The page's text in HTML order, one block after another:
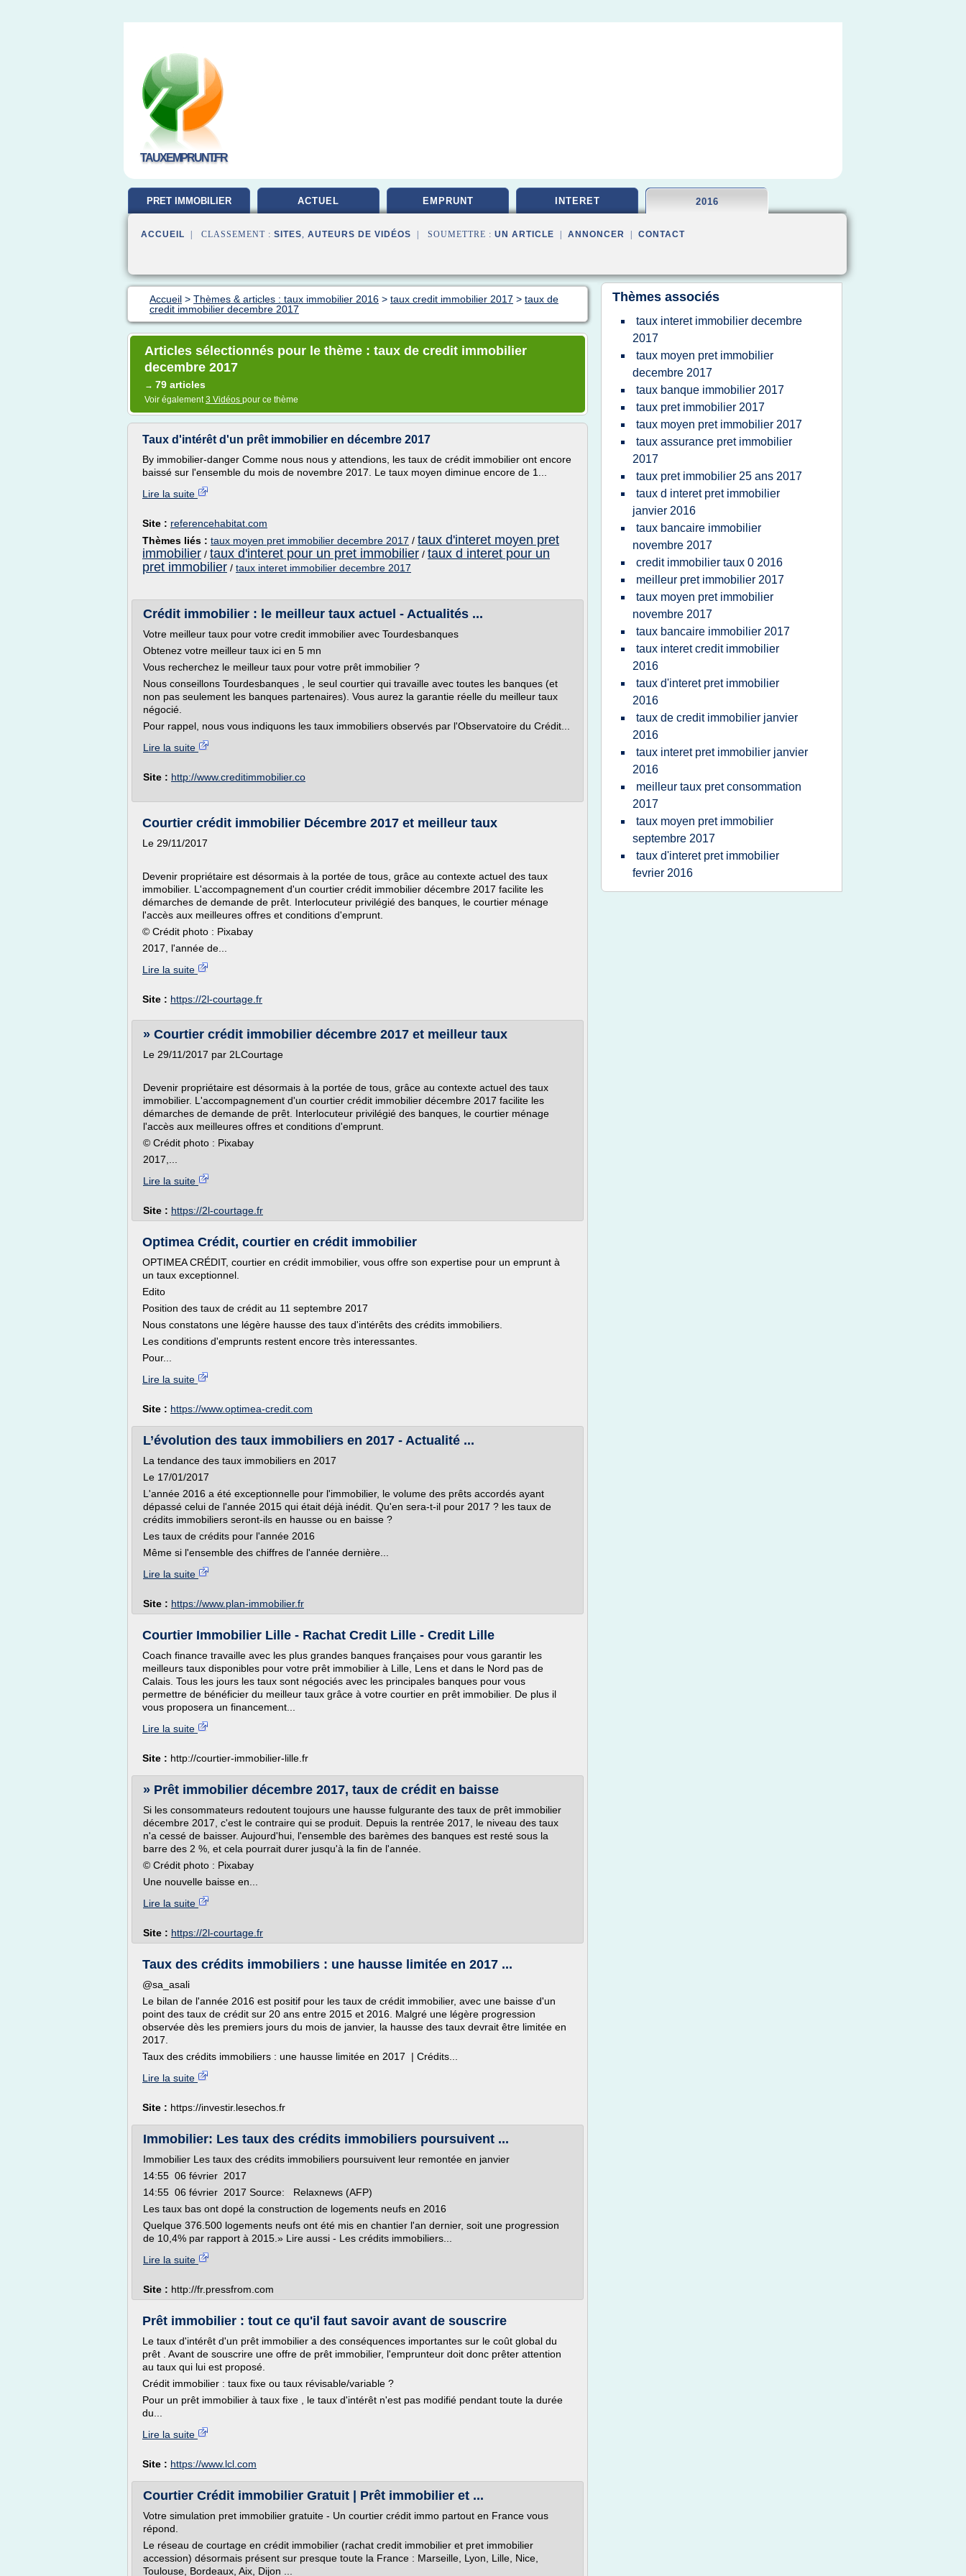
TAUXEMPRUNT.FR
PRET IMMOBILIER ACTUEL EMPRUNT INTERET 2016
ACCUEIL | CLASSEMENT : SITES, AUTEURS DE VIDÉOS | SOUMETTRE : UN ARTICLE ANNONCER CONTACT
Accueil > Thèmes & articles : taux immobilier 2016 > taux credit immobilier 2017 > taux de
credit immobilier decembre 2017
Articles sélectionnés pour le thème : taux de credit immobilier
decembre 2017
→ 79 articles
Voir également3 Vidéos pour ce thème
Taux d'intérêt d'un prêt immobilier en décembre 2017
By immobilier-danger Comme nous nous y attendions, les taux de crédit immobilier ont encore
baissé sur l'ensemble du mois de novembre 2017. Le taux moyen diminue encore de 1...
Lire la suite
Site : referencehabitat.com
Thèmes liés : taux moyen pret immobilier decembre 2017 / taux d'interet moyen pret
immobilier / taux d'interet pour un pret immobilier / taux d interet pour un
pret immobilier / taux interet immobilier decembre 2017
Crédit immobilier : le meilleur taux actuel - Actualités ...
Votre meilleur taux pour votre credit immobilier avec Tourdesbanques
Obtenez votre meilleur taux ici en 5 mn
Vous recherchez le meilleur taux pour votre prêt immobilier ?
Nous conseillons Tourdesbanques , le seul courtier qui travaille avec toutes les banques (et
non pas seulement les banques partenaires). Vous aurez la garantie réelle du meilleur taux
négocié.
Pour rappel, nous vous indiquons les taux immobiliers observés par l'Observatoire du Crédit...
Lire la suite
Site : http://www.creditimmobilier.co
Courtier crédit immobilier Décembre 2017 et meilleur taux
Le 29/11/2017
Devenir propriétaire est désormais à la portée de tous, grâce au contexte actuel des taux
immobilier. L'accompagnement d'un courtier crédit immobilier décembre 2017 facilite les
démarches de demande de prêt. Interlocuteur privilégié des banques, le courtier ménage
l'accès aux meilleures offres et conditions d'emprunt.
© Crédit photo : Pixabay
2017, l'année de...
Lire la suite
Site : https://2l-courtage.fr
» Courtier crédit immobilier décembre 2017 et meilleur taux
Le 29/11/2017 par 2LCourtage
Devenir propriétaire est désormais à la portée de tous, grâce au contexte actuel des taux
immobilier. L'accompagnement d'un courtier crédit immobilier décembre 2017 facilite les
démarches de demande de prêt. Interlocuteur privilégié des banques, le courtier ménage
l'accès aux meilleures offres et conditions d'emprunt.
© Crédit photo : Pixabay
2017,...
Lire la suite
Site : https://2l-courtage.fr
Optimea Crédit, courtier en crédit immobilier
OPTIMEA CRÉDIT, courtier en crédit immobilier, vous offre son expertise pour un emprunt à
un taux exceptionnel.
Edito
Position des taux de crédit au 11 septembre 2017
Nous constatons une légère hausse des taux d'intérêts des crédits immobiliers.
Les conditions d'emprunts restent encore très interessantes.
Pour...
Lire la suite
Site : https://www.optimea-credit.com
L’évolution des taux immobiliers en 2017 - Actualité ...
La tendance des taux immobiliers en 2017
Le 17/01/2017
L'année 2016 a été exceptionnelle pour l'immobilier, le volume des prêts accordés ayant
dépassé celui de l'année 2015 qui était déjà inédit. Qu'en sera-t-il pour 2017 ? les taux de
crédits immobiliers seront-ils en hausse ou en baisse ?
Les taux de crédits pour l'année 2016
Même si l'ensemble des chiffres de l'année dernière...
Lire la suite
Site : https://www.plan-immobilier.fr
Courtier Immobilier Lille - Rachat Credit Lille - Credit Lille
Coach finance travaille avec les plus grandes banques françaises pour vous garantir les
meilleurs taux disponibles pour votre prêt immobilier à Lille, Lens et dans le Nord pas de
Calais. Tous les jours les taux sont négociés avec les principales banques pour vous
permettre de bénéficier du meilleur taux grâce à votre courtier en prêt immobilier. De plus il
vous proposera un financement...
Lire la suite
Site : http://courtier-immobilier-lille.fr
» Prêt immobilier décembre 2017, taux de crédit en baisse
Si les consommateurs redoutent toujours une hausse fulgurante des taux de prêt immobilier
décembre 2017, c'est le contraire qui se produit. Depuis la rentrée 2017, le niveau des taux
n'a cessé de baisser. Aujourd'hui, l'ensemble des barèmes des banques est resté sous la
barre des 2 %, et cela pourrait durer jusqu'à la fin de l'année.
© Crédit photo : Pixabay
Une nouvelle baisse en...
Lire la suite
Site : https://2l-courtage.fr
Taux des crédits immobiliers : une hausse limitée en 2017 ...
@sa_asali
Le bilan de l'année 2016 est positif pour les taux de crédit immobilier, avec une baisse d'un
point des taux de crédit sur 20 ans entre 2015 et 2016. Malgré une légère progression
observée dès les premiers jours du mois de janvier, la hausse des taux devrait être limitée en
2017.
Taux des crédits immobiliers : une hausse limitée en 2017 | Crédits...
Lire la suite
Site : https://investir.lesechos.fr
Immobilier: Les taux des crédits immobiliers poursuivent ...
Immobilier Les taux des crédits immobiliers poursuivent leur remontée en janvier
14:55 06 février 2017
14:55 06 février 2017 Source: Relaxnews (AFP)
Les taux bas ont dopé la construction de logements neufs en 2016
Quelque 376.500 logements neufs ont été mis en chantier l'an dernier, soit une progression
de 10,4% par rapport à 2015.» Lire aussi - Les crédits immobiliers...
Lire la suite
Site : http://fr.pressfrom.com
Prêt immobilier : tout ce qu'il faut savoir avant de souscrire
Le taux d'intérêt d'un prêt immobilier a des conséquences importantes sur le coût global du
prêt . Avant de souscrire une offre de prêt immobilier, l'emprunteur doit donc prêter attention
au taux qui lui est proposé.
Crédit immobilier : taux fixe ou taux révisable/variable ?
Pour un prêt immobilier à taux fixe , le taux d'intérêt n'est pas modifié pendant toute la durée
du...
Lire la suite
Site : https://www.lcl.com
Courtier Crédit immobilier Gratuit | Prêt immobilier et ...
Votre simulation pret immobilier gratuite - Un courtier crédit immo partout en France vous
répond.
Le réseau de courtage en crédit immobilier (rachat credit immobilier et pret immobilier
accession) désormais présent sur presque toute la France : Marseille, Lyon, Lille, Nice,
Toulouse, Bordeaux, Aix, Dijon ...
Thèmes associés
taux interet immobilier decembre
2017
taux moyen pret immobilier
decembre 2017
taux banque immobilier 2017
taux pret immobilier 2017
taux moyen pret immobilier 2017
taux assurance pret immobilier
2017
taux pret immobilier 25 ans 2017
taux d interet pret immobilier
janvier 2016
taux bancaire immobilier
novembre 2017
credit immobilier taux 0 2016
meilleur pret immobilier 2017
taux moyen pret immobilier
novembre 2017
taux bancaire immobilier 2017
taux interet credit immobilier
2016
taux d'interet pret immobilier
2016
taux de credit immobilier janvier
2016
taux interet pret immobilier janvier
2016
meilleur taux pret consommation
2017
taux moyen pret immobilier
septembre 2017
taux d'interet pret immobilier
fevrier 2016